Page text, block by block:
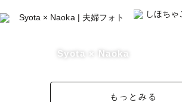
Syota × Naoka
もっとみる